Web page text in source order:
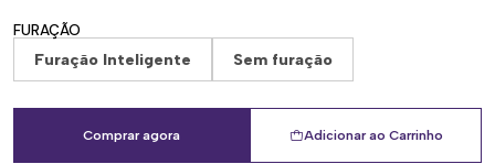
FURAÇÃO
Furação Inteligente Sem furação
Adicionar ao Carrinho
Comprar agora